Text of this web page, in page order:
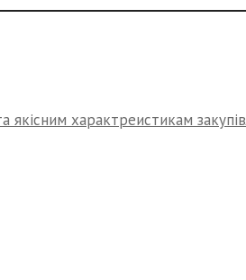
якісним характреистикам